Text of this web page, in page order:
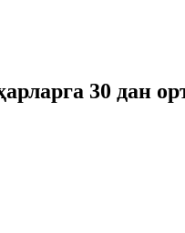
30 дан